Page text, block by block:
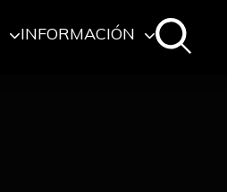
INFORMACIÓN